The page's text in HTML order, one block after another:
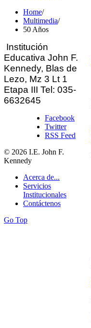
Home/
Multimedia/
50 Años
Institución
Educativa John F.
Kennedy, Blas de
Lezo, Mz 3 Lt 1
Etapa III Tel: 035-
6632645
Facebook
Twitter
RSS Feed
© 2026 I.E. John F.
Kennedy
Acerca de...
Servicios
Institucionales
Contáctenos
Go Top